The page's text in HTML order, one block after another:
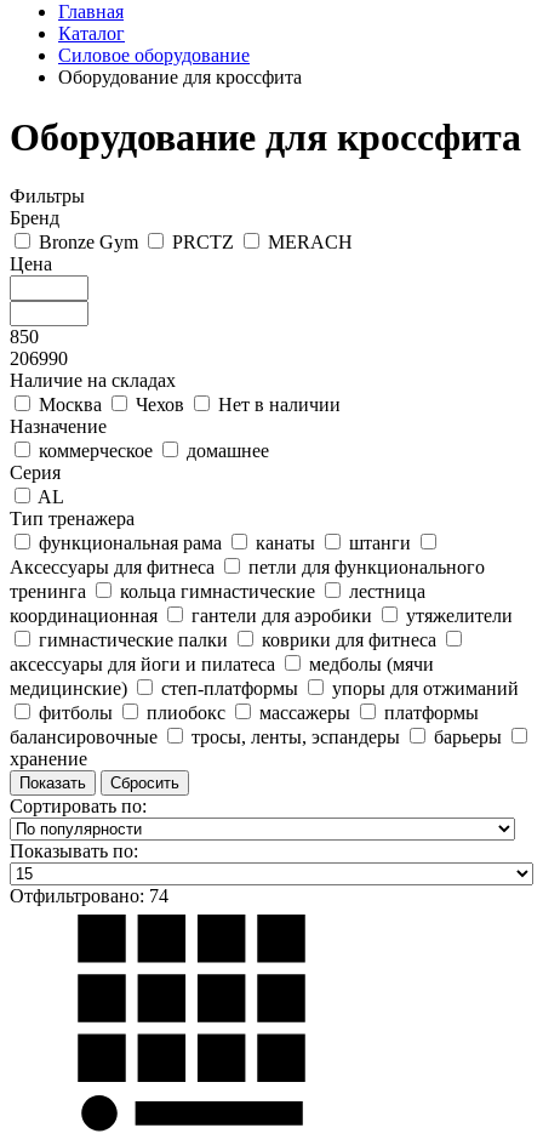
Главная
Каталог
Силовое оборудование
Оборудование для кроссфита
Оборудование для кроссфита
Фильтры
Бренд
Bronze Gym
PRCTZ
MERACH
Цена
850
206990
Наличие на складах
Москва
Чехов
Нет в наличии
Назначение
коммерческое
домашнее
Серия
AL
Тип тренажера
функциональная рама
канаты
штанги
Аксессуары для фитнеса
петли для функционального
тренинга
кольца гимнастические
лестница
координационная
гантели для аэробики
утяжелители
гимнастические палки
коврики для фитнеса
аксессуары для йоги и пилатеса
медболы (мячи
медицинские)
степ-платформы
упоры для отжиманий
фитболы
плиобокс массажеры
платформы
балансировочные
тросы, ленты, эспандеры
барьеры
хранение
Сортировать по:
Показывать по:
Отфильтровано: 74